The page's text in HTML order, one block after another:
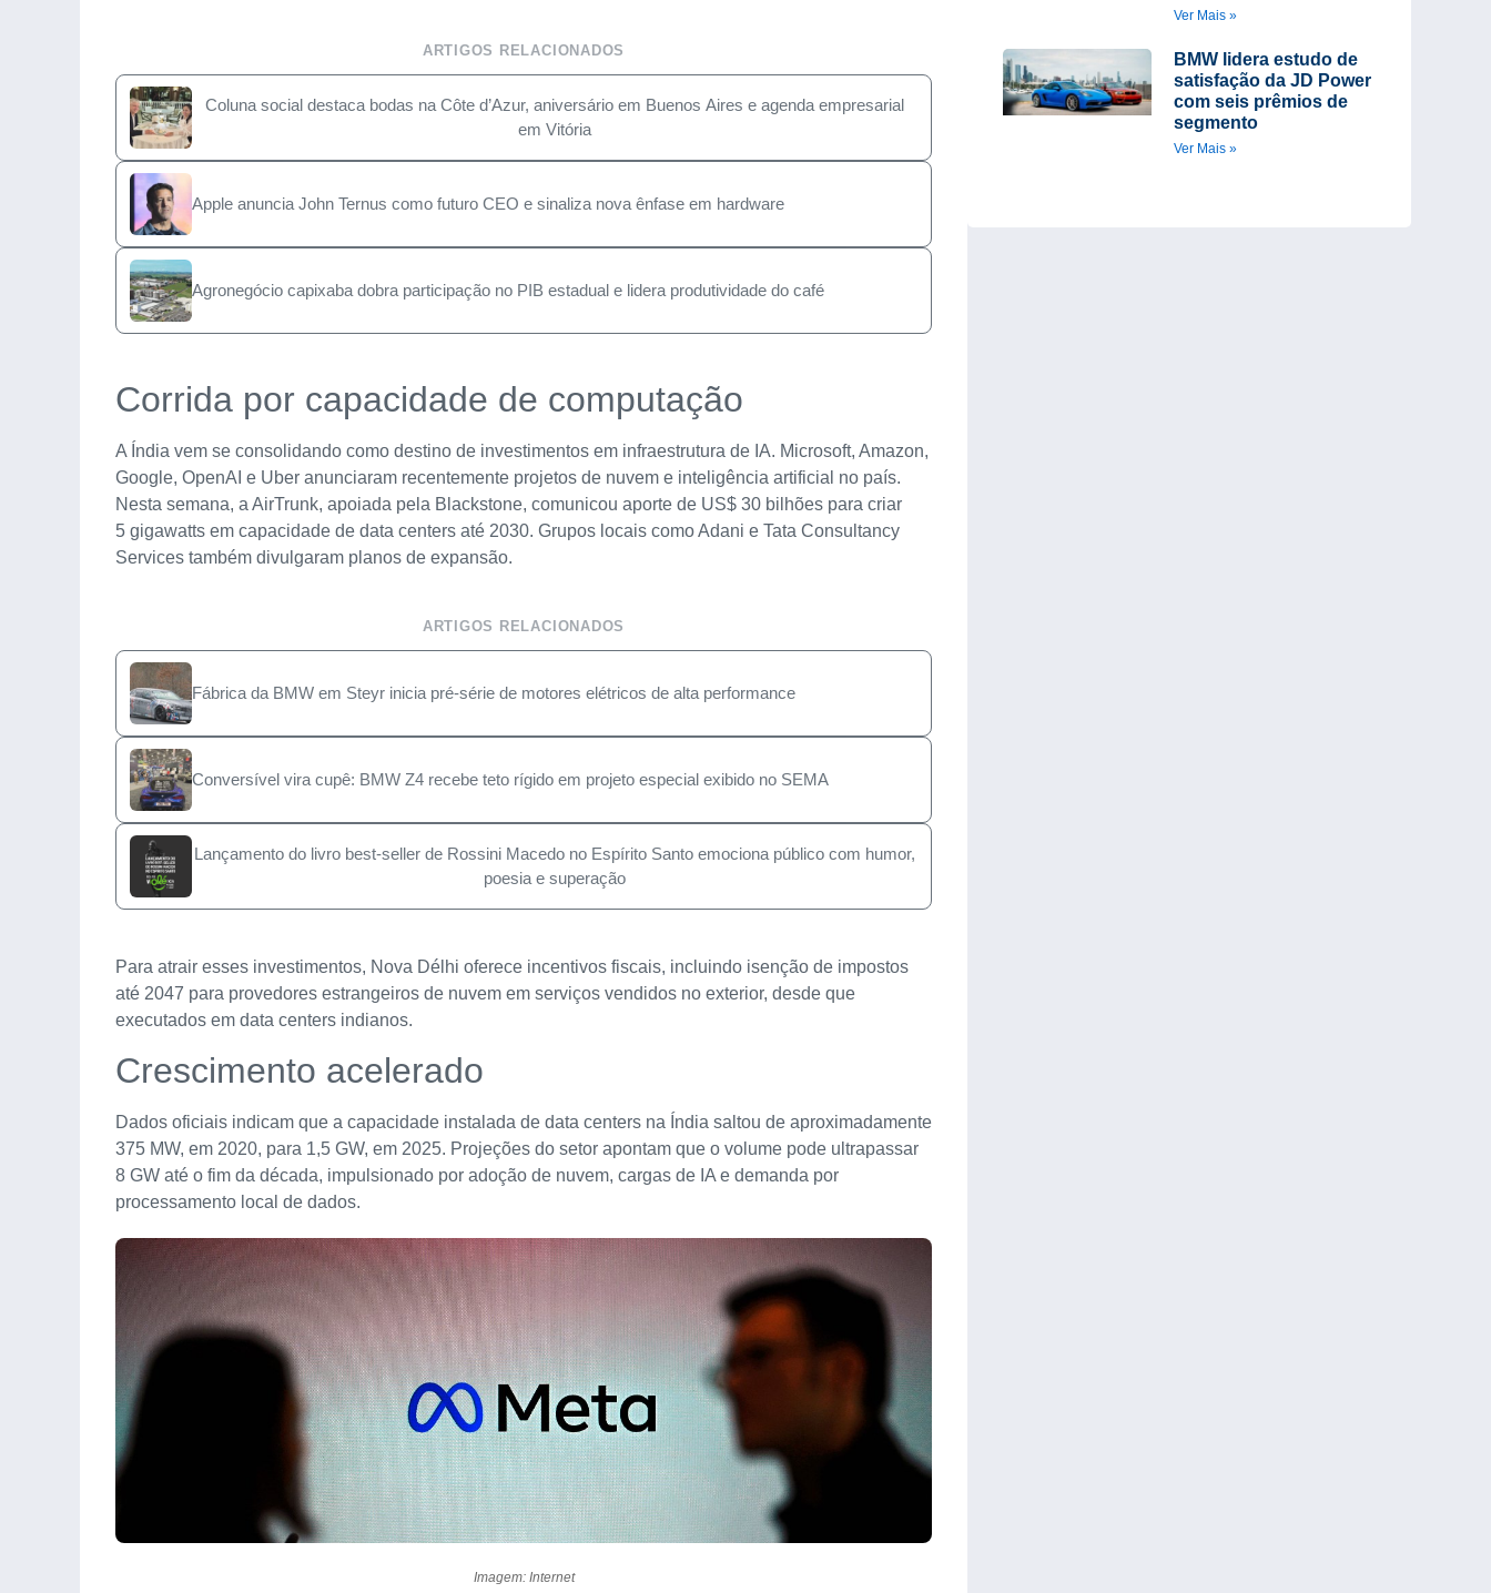
ARTIGOS RELACIONADOS
Coluna social destaca bodas na Côte d’Azur, aniversário em Buenos Aires e agenda empresarial
em Vitória
Apple anuncia John Ternus como futuro CEO e sinaliza nova ênfase em hardware
Agronegócio capixaba dobra participação no PIB estadual e lidera produtividade do café
Corrida por capacidade de computação
A Índia vem se consolidando como destino de investimentos em infraestrutura de IA. Microsoft, Amazon,
Google, OpenAI e Uber anunciaram recentemente projetos de nuvem e inteligência artificial no país.
Nesta semana, a AirTrunk, apoiada pela Blackstone, comunicou aporte de US$ 30 bilhões para criar
5 gigawatts em capacidade de data centers até 2030. Grupos locais como Adani e Tata Consultancy
Services também divulgaram planos de expansão.
ARTIGOS RELACIONADOS
Fábrica da BMW em Steyr inicia pré-série de motores elétricos de alta performance
Conversível vira cupê: BMW Z4 recebe teto rígido em projeto especial exibido no SEMA
Lançamento do livro best-seller de Rossini Macedo no Espírito Santo emociona público com humor,
poesia e superação
Para atrair esses investimentos, Nova Délhi oferece incentivos fiscais, incluindo isenção de impostos
até 2047 para provedores estrangeiros de nuvem em serviços vendidos no exterior, desde que
executados em data centers indianos.
Crescimento acelerado
Dados oficiais indicam que a capacidade instalada de data centers na Índia saltou de aproximadamente
375 MW, em 2020, para 1,5 GW, em 2025. Projeções do setor apontam que o volume pode ultrapassar
8 GW até o fim da década, impulsionado por adoção de nuvem, cargas de IA e demanda por
processamento local de dados.
Imagem: Internet
Ver Mais »
BMW lidera estudo de
satisfação da JD Power
com seis prêmios de
segmento
Ver Mais »